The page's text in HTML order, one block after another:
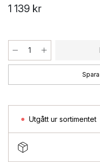
1 139 kr
Utgått ur sortimentet